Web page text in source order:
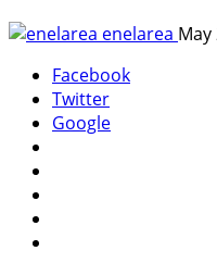
enelarea May
Facebook
Twitter
Google